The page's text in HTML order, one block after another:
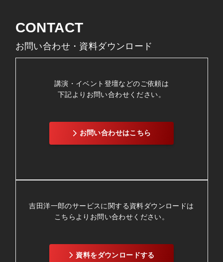
CONTACT
お問い合わせ・資料ダウンロード
講演・イベント登壇などのご依頼は
下記よりお問い合わせください。
お問い合わせはこちら
吉田洋一郎のサービスに関する資料ダウンロードは
こちらよりお問い合わせください。
資料をダウンロードする